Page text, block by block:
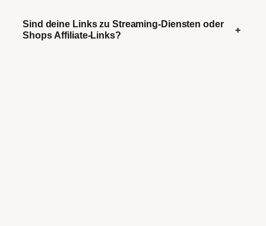
Sind deine Links zu Streaming-Diensten oder
Shops Affiliate-Links?
+